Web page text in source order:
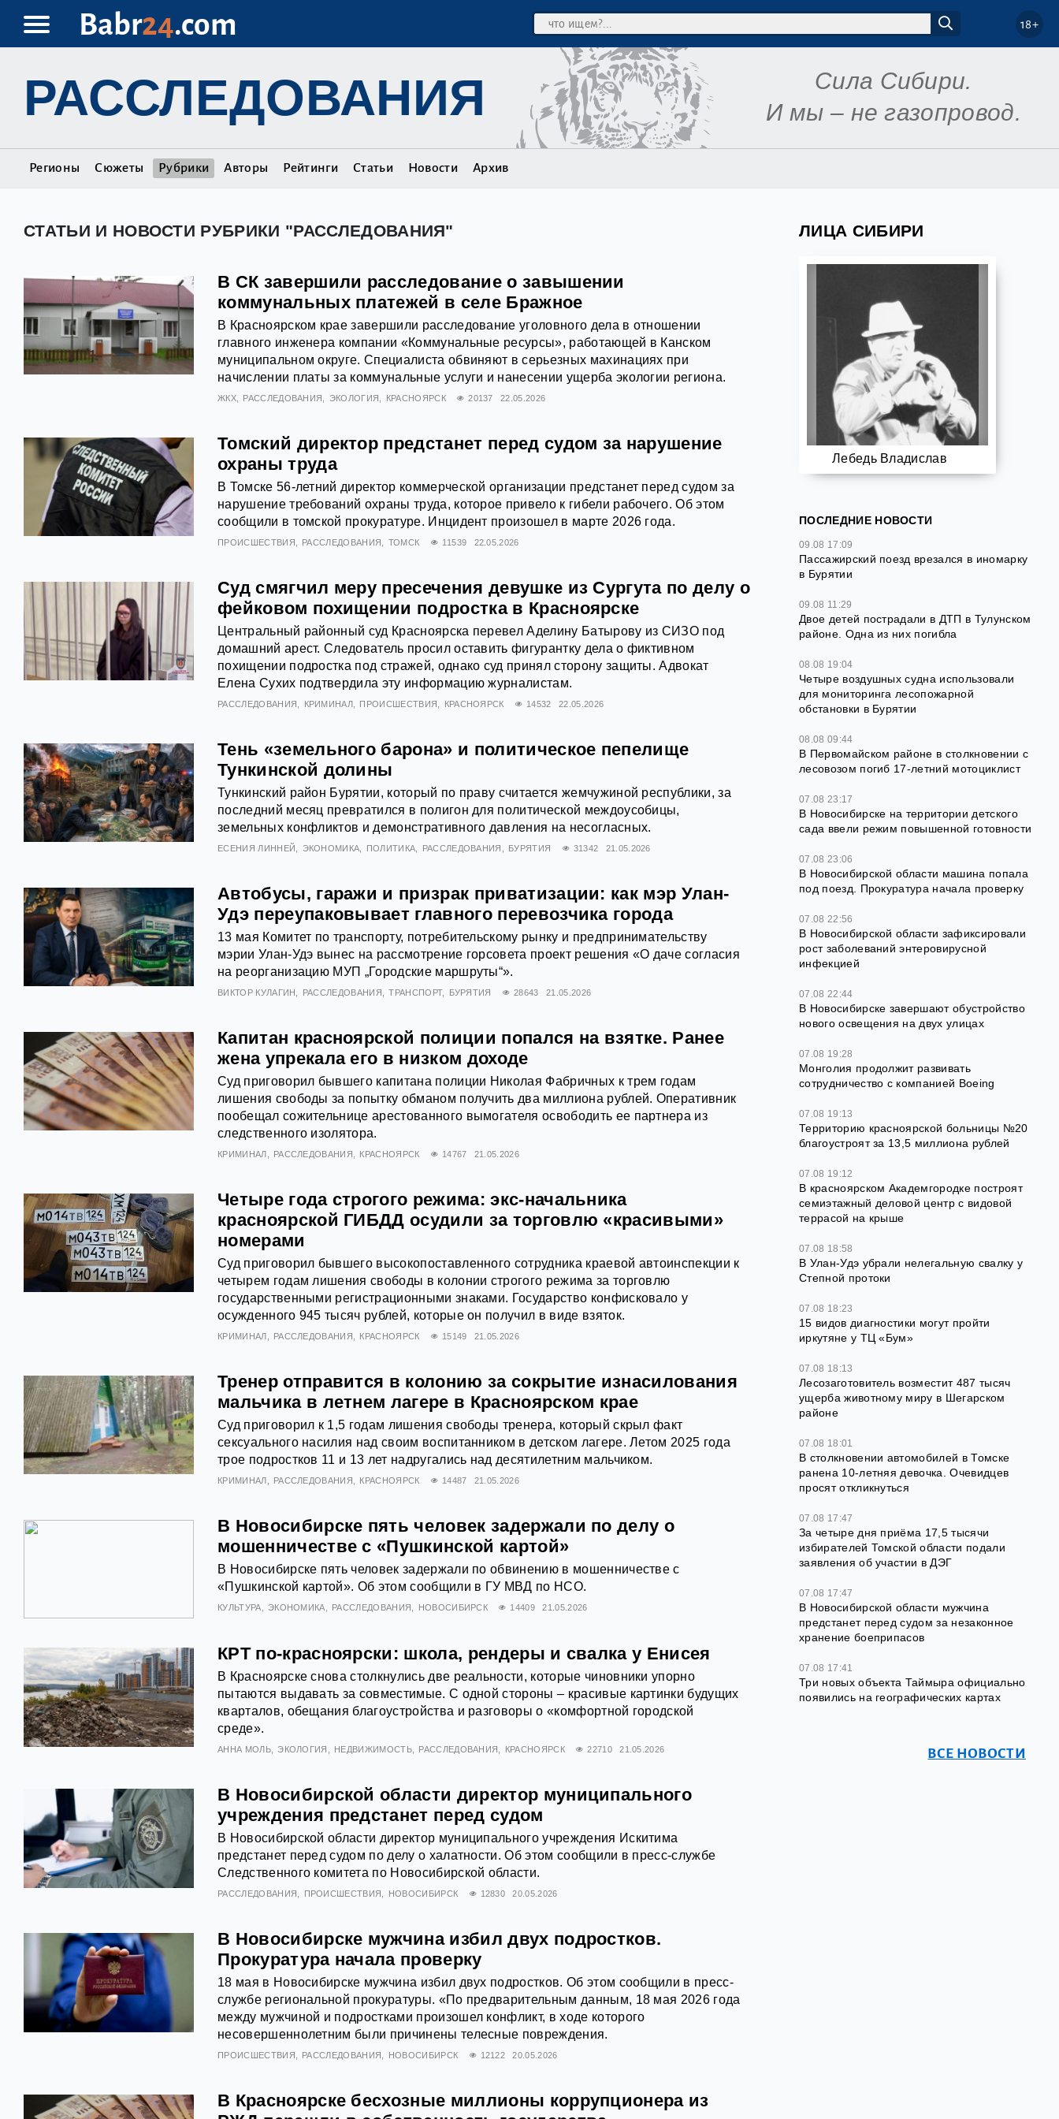
Babr24.com 18+
Сила Сибири.
И мы – не газопровод.
РАССЛЕДОВАНИЯ
Регионы Сюжеты Рубрики Авторы Рейтинги Статьи Новости Архив
СТАТЬИ И НОВОСТИ РУБРИКИ "РАССЛЕДОВАНИЯ"
В СК завершили расследование о завышении
коммунальных платежей в селе Бражное
В Красноярском крае завершили расследование уголовного дела в отношении
главного инженера компании «Коммунальные ресурсы», работающей в Канском
муниципальном округе. Специалиста обвиняют в серьезных махинациях при
начислении платы за коммунальные услуги и нанесении ущерба экологии региона.
ЖКХ РАССЛЕДОВАНИЯ ЭКОЛОГИЯ КРАСНОЯРСК 20137 22.05.2026
Томский директор предстанет перед судом за нарушение
охраны труда
В Томске 56-летний директор коммерческой организации предстанет перед судом за
нарушение требований охраны труда, которое привело к гибели рабочего. Об этом
сообщили в томской прокуратуре. Инцидент произошел в марте 2026 года.
ПРОИСШЕСТВИЯ РАССЛЕДОВАНИЯ ТОМСК 11539 22.05.2026
Суд смягчил меру пресечения девушке из Сургута по делу о
фейковом похищении подростка в Красноярске
Центральный районный суд Красноярска перевел Аделину Батырову из СИЗО под
домашний арест. Следователь просил оставить фигурантку дела о фиктивном
похищении подростка под стражей, однако суд принял сторону защиты. Адвокат
Елена Сухих подтвердила эту информацию журналистам.
РАССЛЕДОВАНИЯ КРИМИНАЛ ПРОИСШЕСТВИЯ КРАСНОЯРСК 14532 22.05.2026
Тень «земельного барона» и политическое пепелище
Тункинской долины
Тункинский район Бурятии, который по праву считается жемчужиной республики, за
последний месяц превратился в полигон для политической междоусобицы,
земельных конфликтов и демонстративного давления на несогласных.
ЕСЕНИЯ ЛИННЕЙ ЭКОНОМИКА ПОЛИТИКА РАССЛЕДОВАНИЯ БУРЯТИЯ 31342 21.05.2026
Автобусы, гаражи и призрак приватизации: как мэр Улан-
Удэ переупаковывает главного перевозчика города
13 мая Комитет по транспорту, потребительскому рынку и предпринимательству
мэрии Улан-Удэ вынес на рассмотрение горсовета проект решения «О даче согласия
на реорганизацию МУП „Городские маршруты“».
ВИКТОР КУЛАГИН РАССЛЕДОВАНИЯ ТРАНСПОРТ БУРЯТИЯ 28643 21.05.2026
Капитан красноярской полиции попался на взятке. Ранее
жена упрекала его в низком доходе
Суд приговорил бывшего капитана полиции Николая Фабричных к трем годам
лишения свободы за попытку обманом получить два миллиона рублей. Оперативник
пообещал сожительнице арестованного вымогателя освободить ее партнера из
следственного изолятора.
КРИМИНАЛ РАССЛЕДОВАНИЯ КРАСНОЯРСК 14767 21.05.2026
Четыре года строгого режима: экс-начальника
красноярской ГИБДД осудили за торговлю «красивыми»
номерами
Суд приговорил бывшего высокопоставленного сотрудника краевой автоинспекции к
четырем годам лишения свободы в колонии строгого режима за торговлю
государственными регистрационными знаками. Государство конфисковало у
осужденного 945 тысяч рублей, которые он получил в виде взяток.
КРИМИНАЛ РАССЛЕДОВАНИЯ КРАСНОЯРСК 15149 21.05.2026
Тренер отправится в колонию за сокрытие изнасилования
мальчика в летнем лагере в Красноярском крае
Суд приговорил к 1,5 годам лишения свободы тренера, который скрыл факт
сексуального насилия над своим воспитанником в детском лагере. Летом 2025 года
трое подростков 11 и 13 лет надругались над десятилетним мальчиком.
КРИМИНАЛ РАССЛЕДОВАНИЯ КРАСНОЯРСК 14487 21.05.2026
В Новосибирске пять человек задержали по делу о
мошенничестве с «Пушкинской картой»
В Новосибирске пять человек задержали по обвинению в мошенничестве с
«Пушкинской картой». Об этом сообщили в ГУ МВД по НСО.
КУЛЬТУРА ЭКОНОМИКА РАССЛЕДОВАНИЯ НОВОСИБИРСК 14409 21.05.2026
КРТ по-красноярски: школа, рендеры и свалка у Енисея
В Красноярске снова столкнулись две реальности, которые чиновники упорно
пытаются выдавать за совместимые. С одной стороны – красивые картинки будущих
кварталов, обещания благоустройства и разговоры о «комфортной городской
среде».
АННА МОЛЬ ЭКОЛОГИЯ НЕДВИЖИМОСТЬ РАССЛЕДОВАНИЯ КРАСНОЯРСК 22710 21.05.2026
В Новосибирской области директор муниципального
учреждения предстанет перед судом
В Новосибирской области директор муниципального учреждения Искитима
предстанет перед судом по делу о халатности. Об этом сообщили в пресс-службе
Следственного комитета по Новосибирской области.
РАССЛЕДОВАНИЯ ПРОИСШЕСТВИЯ НОВОСИБИРСК 12830 20.05.2026
В Новосибирске мужчина избил двух подростков.
Прокуратура начала проверку
18 мая в Новосибирске мужчина избил двух подростков. Об этом сообщили в пресс-
службе региональной прокуратуры. «По предварительным данным, 18 мая 2026 года
между мужчиной и подростками произошел конфликт, в ходе которого
несовершеннолетним были причинены телесные повреждения.
ПРОИСШЕСТВИЯ РАССЛЕДОВАНИЯ НОВОСИБИРСК 12122 20.05.2026
В Красноярске бесхозные миллионы коррупционера из
ЛИЦА СИБИРИ
Лебедь Владислав
ПОСЛЕДНИЕ НОВОСТИ
09.08 17:09
Пассажирский поезд врезался в иномарку
в Бурятии
09.08 11:29
Двое детей пострадали в ДТП в Тулунском
районе. Одна из них погибла
08.08 19:04
Четыре воздушных судна использовали
для мониторинга лесопожарной
обстановки в Бурятии
08.08 09:44
В Первомайском районе в столкновении с
лесовозом погиб 17-летний мотоциклист
07.08 23:17
В Новосибирске на территории детского
сада ввели режим повышенной готовности
07.08 23:06
В Новосибирской области машина попала
под поезд. Прокуратура начала проверку
07.08 22:56
В Новосибирской области зафиксировали
рост заболеваний энтеровирусной
инфекцией
07.08 22:44
В Новосибирске завершают обустройство
нового освещения на двух улицах
07.08 19:28
Монголия продолжит развивать
сотрудничество с компанией Boeing
07.08 19:13
Территорию красноярской больницы №20
благоустроят за 13,5 миллиона рублей
07.08 19:12
В красноярском Академгородке построят
семиэтажный деловой центр с видовой
террасой на крыше
07.08 18:58
В Улан-Удэ убрали нелегальную свалку у
Степной протоки
07.08 18:23
15 видов диагностики могут пройти
иркутяне у ТЦ «Бум»
07.08 18:13
Лесозаготовитель возместит 487 тысяч
ущерба животному миру в Шегарском
районе
07.08 18:01
В столкновении автомобилей в Томске
ранена 10-летняя девочка. Очевидцев
просят откликнуться
07.08 17:47
За четыре дня приёма 17,5 тысячи
избирателей Томской области подали
заявления об участии в ДЭГ
07.08 17:47
В Новосибирской области мужчина
предстанет перед судом за незаконное
хранение боеприпасов
07.08 17:41
Три новых объекта Таймыра официально
появились на географических картах
ВСЕ НОВОСТИ